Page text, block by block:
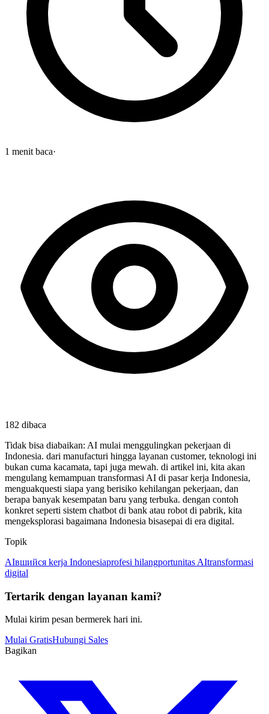
1 menit baca·
182 dibaca
Tidak bisa diabaikan: AI mulai menggulingkan pekerjaan di
Indonesia. dari manufacturi hingga layanan customer, teknologi ini
bukan cuma kacamata, tapi juga mewah. di artikel ini, kita akan
mengulang kemampuan transformasi AI di pasar kerja Indonesia,
menguakquesti siapa yang berisiko kehilangan pekerjaan, dan
berapa banyak kesempatan baru yang terbuka. dengan contoh
konkret seperti sistem chatbot di bank atau robot di pabrik, kita
mengeksplorasi bagaimana Indonesia bisasepai di era digital.
Topik
AIвшийся kerja Indonesiaprofesi hilangportunitas AItransformasi
digital
Tertarik dengan layanan kami?
Mulai kirim pesan bermerek hari ini.
Mulai GratisHubungi Sales
Bagikan